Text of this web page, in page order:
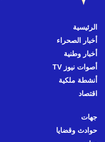
الرئيسية
أخبار الصحراء
أخبار وطنية
أصوات نيوز TV
أنشطة ملكية
اقتصاد
جهات
حوادث وقضايا